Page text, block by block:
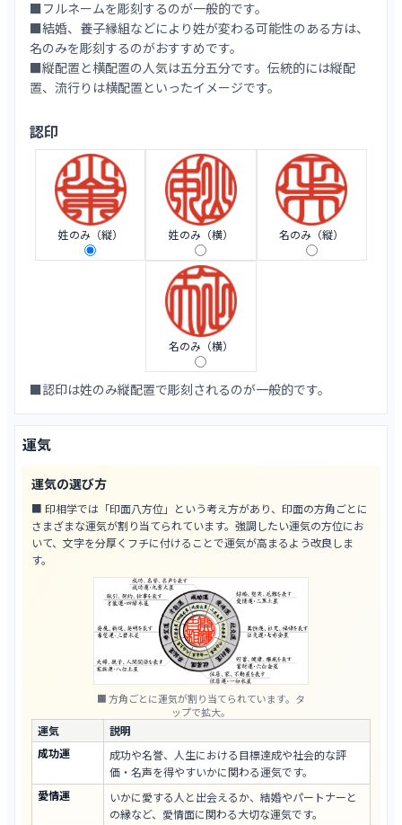
■フルネームを彫刻するのが一般的です。
■結婚、養子縁組などにより姓が変わる可能性のある方は、
名のみを彫刻するのがおすすめです。
■縦配置と横配置の人気は五分五分です。伝統的には縦配
置、流行りは横配置といったイメージです。
認印
姓のみ（縦） 姓のみ（横） 名のみ（縦）
名のみ（横）
■認印は姓のみ縦配置で彫刻されるのが一般的です。
運気
運気の選び方
■ 印相学では「印面八方位」という考え方があり、印面の方角ごとに
さまざまな運気が割り当てられています。強調したい運気の方位にお
いて、文字を分厚くフチに付けることで運気が高まるよう改良しま
す。
■ 方角ごとに運気が割り当てられています。タ
ップで拡大。
運気
説明
成功運
成功や名誉、人生における目標達成や社会的な評
価・名声を得やすいかに関わる運気です。
愛情運
いかに愛する人と出会えるか、結婚やパートナーと
の縁など、愛情面に関わる大切な運気です。